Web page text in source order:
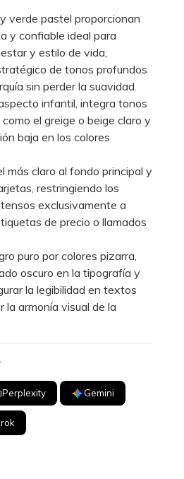
verde pastel proporcionan
y confiable ideal para
y estilo de vida,
de tonos profundos
sin perder la suavidad.
infantil, integra tonos
el greige o beige claro y
baja en los colores
claro al fondo principal y
restringiendo los
exclusivamente a
de precio o llamados
puro por colores pizarra,
oscuro en la tipografía y
la legibilidad en textos
la armonía visual de la
Perplexity Gemini